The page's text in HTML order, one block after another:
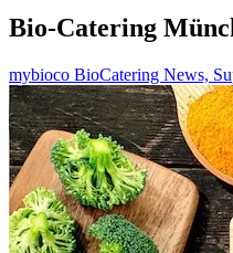
Bio-Catering
mybioco BioCatering News,